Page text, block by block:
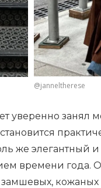
@janneltherese
уверенно занял
же элегантный
времени
замшевых,